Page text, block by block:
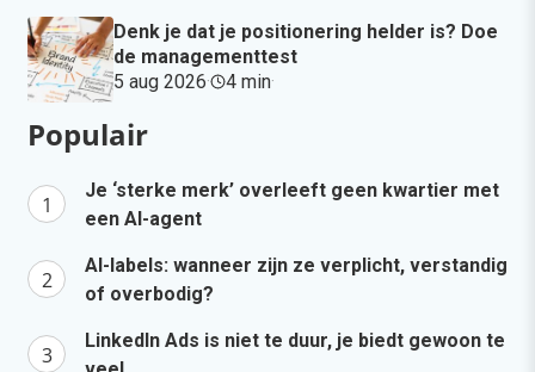
Denk je dat je positionering helder is? Doe
de managementtest
5 aug 2026· 4 min·
Populair
Je ‘sterke merk’ overleeft geen kwartier met
een AI-agent
AI-labels: wanneer zijn ze verplicht, verstandig
of overbodig?
LinkedIn Ads is niet te duur, je biedt gewoon te